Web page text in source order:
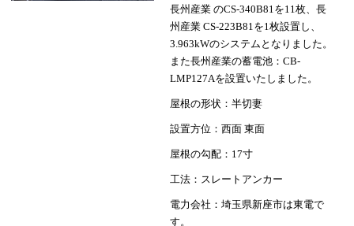
長州産業 のCS-340B81を11枚、長
州産業 CS-223B81を1枚設置し、
3.963kWのシステムとなりました。
また長州産業の蓄電池：CB-
LMP127Aを設置いたしました。
屋根の形状：半切妻
設置方位：西面 東面
屋根の勾配：17寸
工法：スレートアンカー
電力会社：埼玉県新座市は東電で
す。